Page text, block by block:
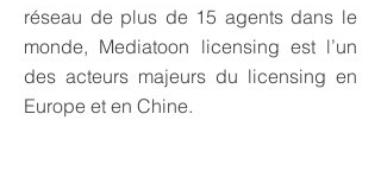
réseau de plus de 15 agents dans le
monde, Mediatoon licensing est l’un
des acteurs majeurs du licensing en
Europe et en Chine.